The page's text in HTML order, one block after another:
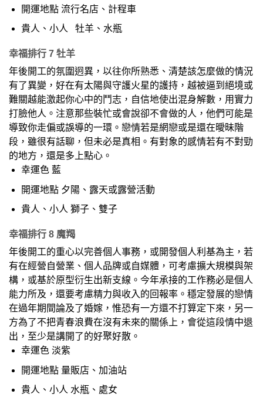
開運地點 流行名店、計程車
貴人、小人 牡羊、水瓶
幸福排行 7 牡羊
年後開工的氛圍迥異，以往你所熟悉、清楚該怎麼做的情況
有了異變，好在有太陽與守護火星的護持，越被逼到絕境或
難關越能激起你心中的鬥志，自信地使出混身解數，用實力
打臉他人。注意那些裝忙或會說卻不會做的人，他們可能是
導致你走偏或誤導的一環。戀情若是網戀或是還在曖昧階
段，雖很有話聊，但未必是真相。有對象的感情若有不對勁
的地方，還是多上點心。
幸運色 藍
開運地點 夕陽、露天或露營活動
貴人、小人 獅子、雙子
幸福排行 8 魔羯
年後開工的重心以完善個人事務，或開發個人利基為主，若
有在經營自營業、個人品牌或自媒體，可考慮擴大規模與架
構，或基於原型衍生出新支線。今年承接的工作務必是個人
能力所及，還要考慮精力與收入的回報率。穩定發展的戀情
在過年期間論及了婚嫁，惟恐有一方還不打算定下來，另一
方為了不把青春浪費在沒有未來的關係上，會從這段情中退
出，至少是講開了的好聚好散。
幸運色 淡紫
開運地點 量販店、加油站
貴人、小人 水瓶、處女